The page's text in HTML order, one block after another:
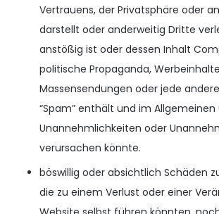
Vertrauens, der Privatsphäre oder
darstellt oder anderweitig Dritte
anstößig ist oder dessen Inhalt
politische Propaganda,
Massensendungen oder jede
“Spam” enthält und im
Unannehmlichkeiten oder
verursachen könnte.
böswillig oder absichtlich Schäden
die zu einem Verlust oder einer